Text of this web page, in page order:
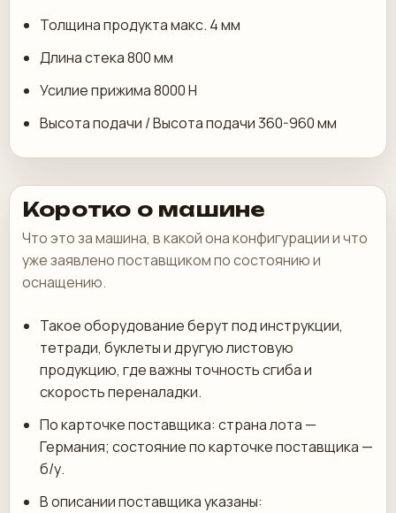
Толщина продукта макс. 4 мм
Длина стека 800 мм
Усилие прижима 8000 Н
Высота подачи / Высота подачи 360-960 мм
Коротко о машине
Что это за машина, в какой она конфигурации и что
уже заявлено поставщиком по состоянию и
оснащению.
Такое оборудование берут под инструкции,
тетради, буклеты и другую листовую
продукцию, где важны точность сгиба и
скорость переналадки.
По карточке поставщика: страна лота —
Германия; состояние по карточке поставщика —
б/у.
В описании поставщика указаны: